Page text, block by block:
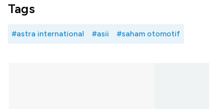
Tags
#astra international #asii #saham otomotif